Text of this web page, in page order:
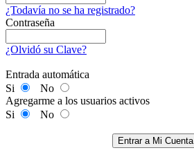
¿Todavía no se ha registrado?
Contraseña
¿Olvidó su Clave?
Entrada automática
Si
No
Agregarme a los usuarios activos
Si
No
Entrar a Mi Cuenta